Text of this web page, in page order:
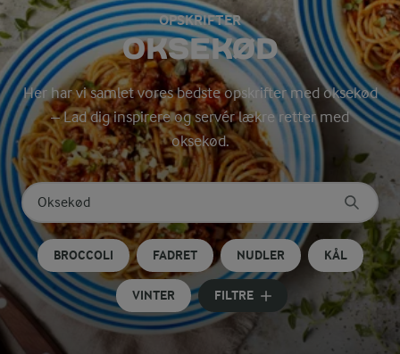
OPSKRIFTER
OKSEKØD
Her har vi samlet vores bedste opskrifter med oksekød
– Lad dig inspirere og servér lækre retter med
oksekød.
Søg på kategori
Indtast søgeord for at søge
BROCCOLI FADRET NUDLER KÅL
VINTER FILTRE